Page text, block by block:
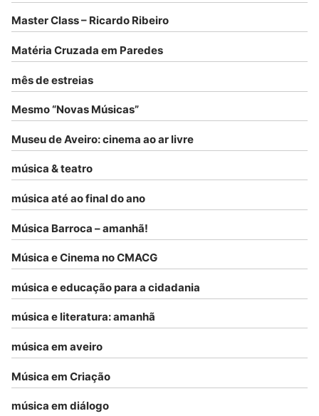
Master Class – Ricardo Ribeiro
Matéria Cruzada em Paredes
mês de estreias
Mesmo “Novas Músicas”
Museu de Aveiro: cinema ao ar livre
música & teatro
música até ao final do ano
Música Barroca – amanhã!
Música e Cinema no CMACG
música e educação para a cidadania
música e literatura: amanhã
música em aveiro
Música em Criação
música em diálogo